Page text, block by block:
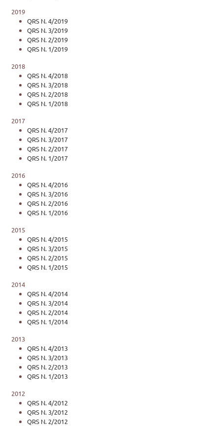
2019
QRS N. 4/2019
QRS N. 3/2019
QRS N. 2/2019
QRS N. 1/2019
2018
QRS N. 4/2018
QRS N. 3/2018
QRS N. 2/2018
QRS N. 1/2018
2017
QRS N. 4/2017
QRS N. 3/2017
QRS N. 2/2017
QRS N. 1/2017
2016
QRS N. 4/2016
QRS N. 3/2016
QRS N. 2/2016
QRS N. 1/2016
2015
QRS N. 4/2015
QRS N. 3/2015
QRS N. 2/2015
QRS N. 1/2015
2014
QRS N. 4/2014
QRS N. 3/2014
QRS N. 2/2014
QRS N. 1/2014
2013
QRS N. 4/2013
QRS N. 3/2013
QRS N. 2/2013
QRS N. 1/2013
2012
QRS N. 4/2012
QRS N. 3/2012
QRS N. 2/2012